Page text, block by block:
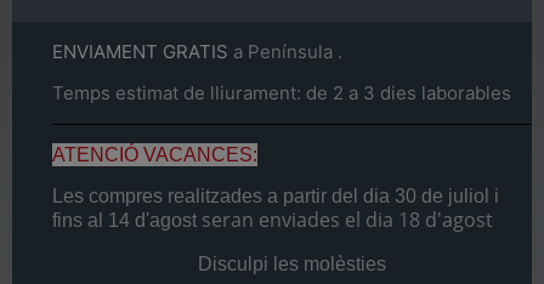
ENVIAMENT GRATIS a Península .
Temps estimat de lliurament: de 2 a 3 dies laborables
ATENCIÓ VACANCES:
Les compres realitzades a partir del dia 30 de juliol i
fins al 14 d'agost seran enviades el dia 18 d'agost
Disculpi les molèsties